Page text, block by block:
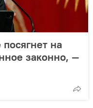
посягнет на
законно, —